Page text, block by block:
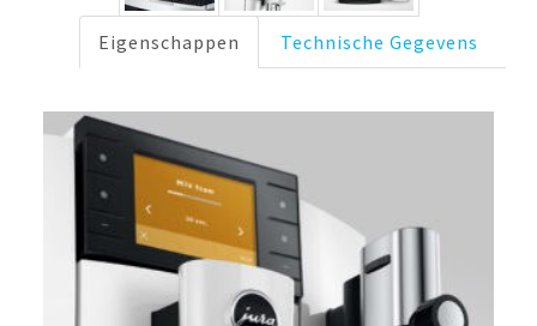
Eigenschappen Technische Gegevens